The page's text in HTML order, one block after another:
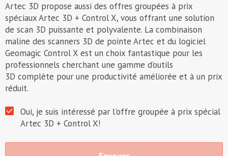
Artec 3D propose aussi des offres groupées à prix
spéciaux Artec 3D + Control X, vous offrant une solution
de scan 3D puissante et polyvalente. La combinaison
maline des scanners 3D de pointe Artec et du logiciel
Geomagic Control X est un choix fantastique pour les
professionnels cherchant une gamme d’outils
3D complète pour une productivité améliorée et à un prix
réduit.
Oui, je suis intéressé par l'offre groupée à prix spécial
Artec 3D + Control X!